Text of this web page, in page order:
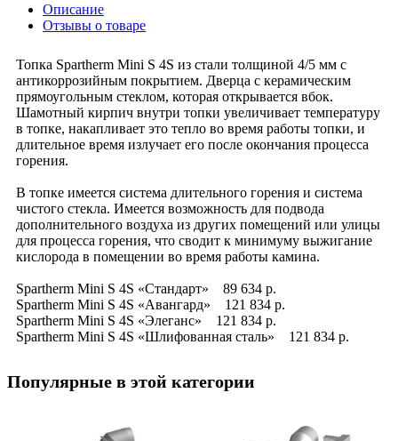
Описание
Отзывы о товаре
Топка Spartherm Mini S 4S из стали толщиной 4/5 мм с
антикоррозийным покрытием. Дверца с керамическим
прямоугольным стеклом, которая открывается вбок.
Шамотный кирпич внутри топки увеличивает температуру
в топке, накапливает это тепло во время работы топки, и
длительное время излучает его после окончания процесса
горения.
В топке имеется система длительного горения и система
чистого стекла. Имеется возможность для подвода
дополнительного воздуха из других помещений или улицы
для процесса горения, что сводит к минимуму выжигание
кислорода в помещении во время работы камина.
Spartherm Mini S 4S «Стандарт» 89 634 р.
Spartherm Mini S 4S «Авангард» 121 834 р.
Spartherm Mini S 4S «Элеганс» 121 834 р.
Spartherm Mini S 4S «Шлифованная сталь» 121 834 р.
Популярные в этой категории